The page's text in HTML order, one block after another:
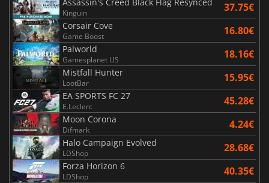
Kinguin 37.75€
Corsair Cove
Game Boost 16.80€
Palworld
Gamesplanet US 18.16€
Mistfall Hunter
LootBar 15.95€
EA SPORTS FC 27
E.Leclerc 45.28€
Moon Corona
Difmark 4.24€
Halo Campaign Evolved
LDShop 28.68€
Forza Horizon 6
LDShop 40.35€